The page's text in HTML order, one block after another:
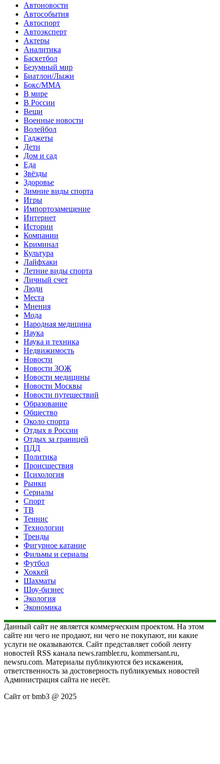
Автоновости
Автособытия
Автоспорт
Автоэксперт
Актеры
Аналитика
Баскетбол
Безумный мир
Биатлон/Лыжи
Бокс/MMA
В мире
В России
Вещи
Военные новости
Волейбол
Гаджеты
Дети
Дом и сад
Еда
Звёзды
Здоровье
Зимние виды спорта
Игры
Импортозамещение
Интернет
Истории
Компании
Криминал
Культура
Лайфхаки
Летние виды спорта
Личный счет
Люди
Места
Мнения
Мода
Народная медицина
Наука
Наука и техника
Недвижимость
Новости
Новости ЗОЖ
Новости медицины
Новости Москвы
Новости путешествий
Образование
Общество
Около спорта
Отдых в России
Отдых за границей
ПДД
Политика
Происшествия
Психология
Рынки
Сериалы
Спорт
ТВ
Теннис
Технологии
Тренды
Фигурное катание
Фильмы и сериалы
Футбол
Хоккей
Шахматы
Шоу-бизнес
Экология
Экономика
Данный сайт не является коммерческим проектом. На этом
сайте ни чего не продают, ни чего не покупают, ни какие
услуги не оказываются. Сайт представляет собой ленту
новостей RSS канала news.rambler.ru, kommersant.ru,
newsru.com. Материалы публикуются без искажения,
ответственность за достоверность публикуемых новостей
Администрация сайта не несёт.
Сайт от bmb3 @ 2025